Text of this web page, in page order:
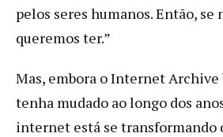
pelos seres humanos. Então, se
queremos ter.”
Mas, embora o Internet
tenha mudado ao longo dos
internet está se transformando